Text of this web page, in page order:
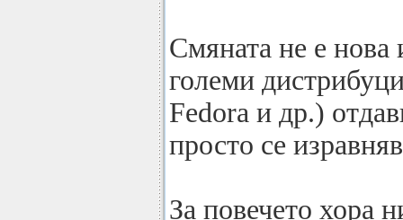
Смяната не е
големи
Fedora и др.)
просто се
За повечето хора